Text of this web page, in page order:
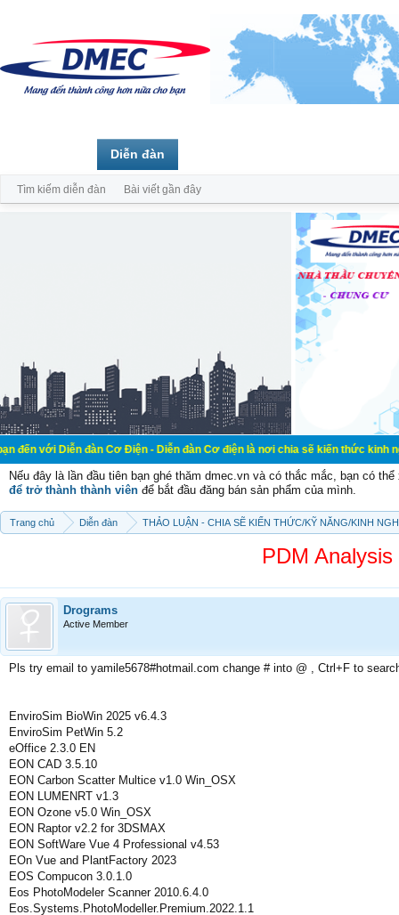
đàn Cơ Điện - Diễn đàn Cơ điện là nơi chia sẽ kiến thức kinh nghiệm
Nếu đây là lần đầu tiên bạn ghé thăm dmec.vn và có thắc mắc, bạn có
để trở thành thành viên để bắt đầu đăng bán sản phẩm của mình.
Trang chủ Diễn đàn THẢO LUẬN - CHIA SẼ KIẾN THỨC/KỸ NĂNG/KINH
PDM
Drograms
Active Member
Pls try email to yamile5678#hotmail.com change # into @ , Ctrl+F to
EnviroSim BioWin 2025 v6.4.3
EnviroSim PetWin 5.2
eOffice 2.3.0 EN
EON CAD 3.5.10
EON Carbon Scatter Multice v1.0 Win_OSX
EON LUMENRT v1.3
EON Ozone v5.0 Win_OSX
EON Raptor v2.2 for 3DSMAX
EON SoftWare Vue 4 Professional v4.53
EOn Vue and PlantFactory 2023
EOS Compucon 3.0.1.0
Eos PhotoModeler Scanner 2010.6.4.0
Eos.Systems.PhotoModeller.Premium.2022.1.1
Diễn đàn
Tìm kiếm diễn đàn Bài viết gần đây